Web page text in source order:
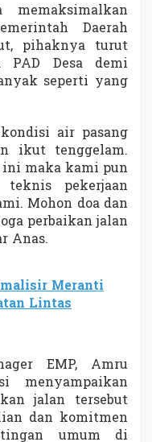
memaksimalkan
Daerah
pihaknya turut
PAD Desa demi
seperti yang
air pasang
ikut tenggelam.
ini maka kami pun
pekerjaan
Mohon doa dan
perbaikan jalan
Anas.
Meranti
Lintas
EMP, Amru
menyampaikan
jalan tersebut
dan komitmen
umum di